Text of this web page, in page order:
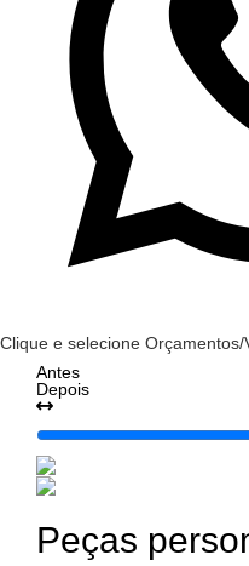
Clique e selecione Orçamentos/
Antes
Depois
Peças